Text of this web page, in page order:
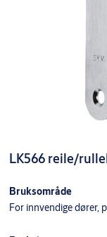
LK566 reile/
Bruksområde
For innvendige dører,